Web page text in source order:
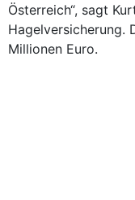
Österreich“, sagt
Hagelversicherung.
Millionen Euro.